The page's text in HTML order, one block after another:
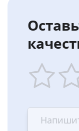
star
stars
—